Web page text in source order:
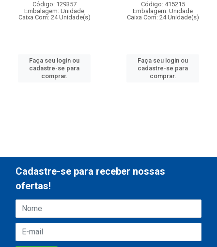
Código: 129357
Embalagem: Unidade
Caixa Com: 24 Unidade(s)
Faça seu login ou
cadastre-se para
comprar.
Código: 415215
Embalagem: Unidade
Caixa Com: 24 Unidade(s)
Faça seu login ou
cadastre-se para
comprar.
Cadastre-se para receber nossas
ofertas!